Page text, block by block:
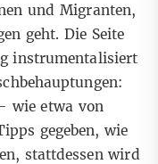
und Migranten,
geht. Die Seite
instrumentalisiert
wie etwa von
gegeben, wie
stattdessen wird